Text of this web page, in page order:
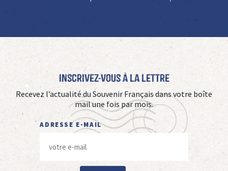
Inscrivez-vous à La Lettre
Recevez l’actualité du Souvenir Français dans votre boîte
mail une fois par mois.
ADRESSE E-MAIL